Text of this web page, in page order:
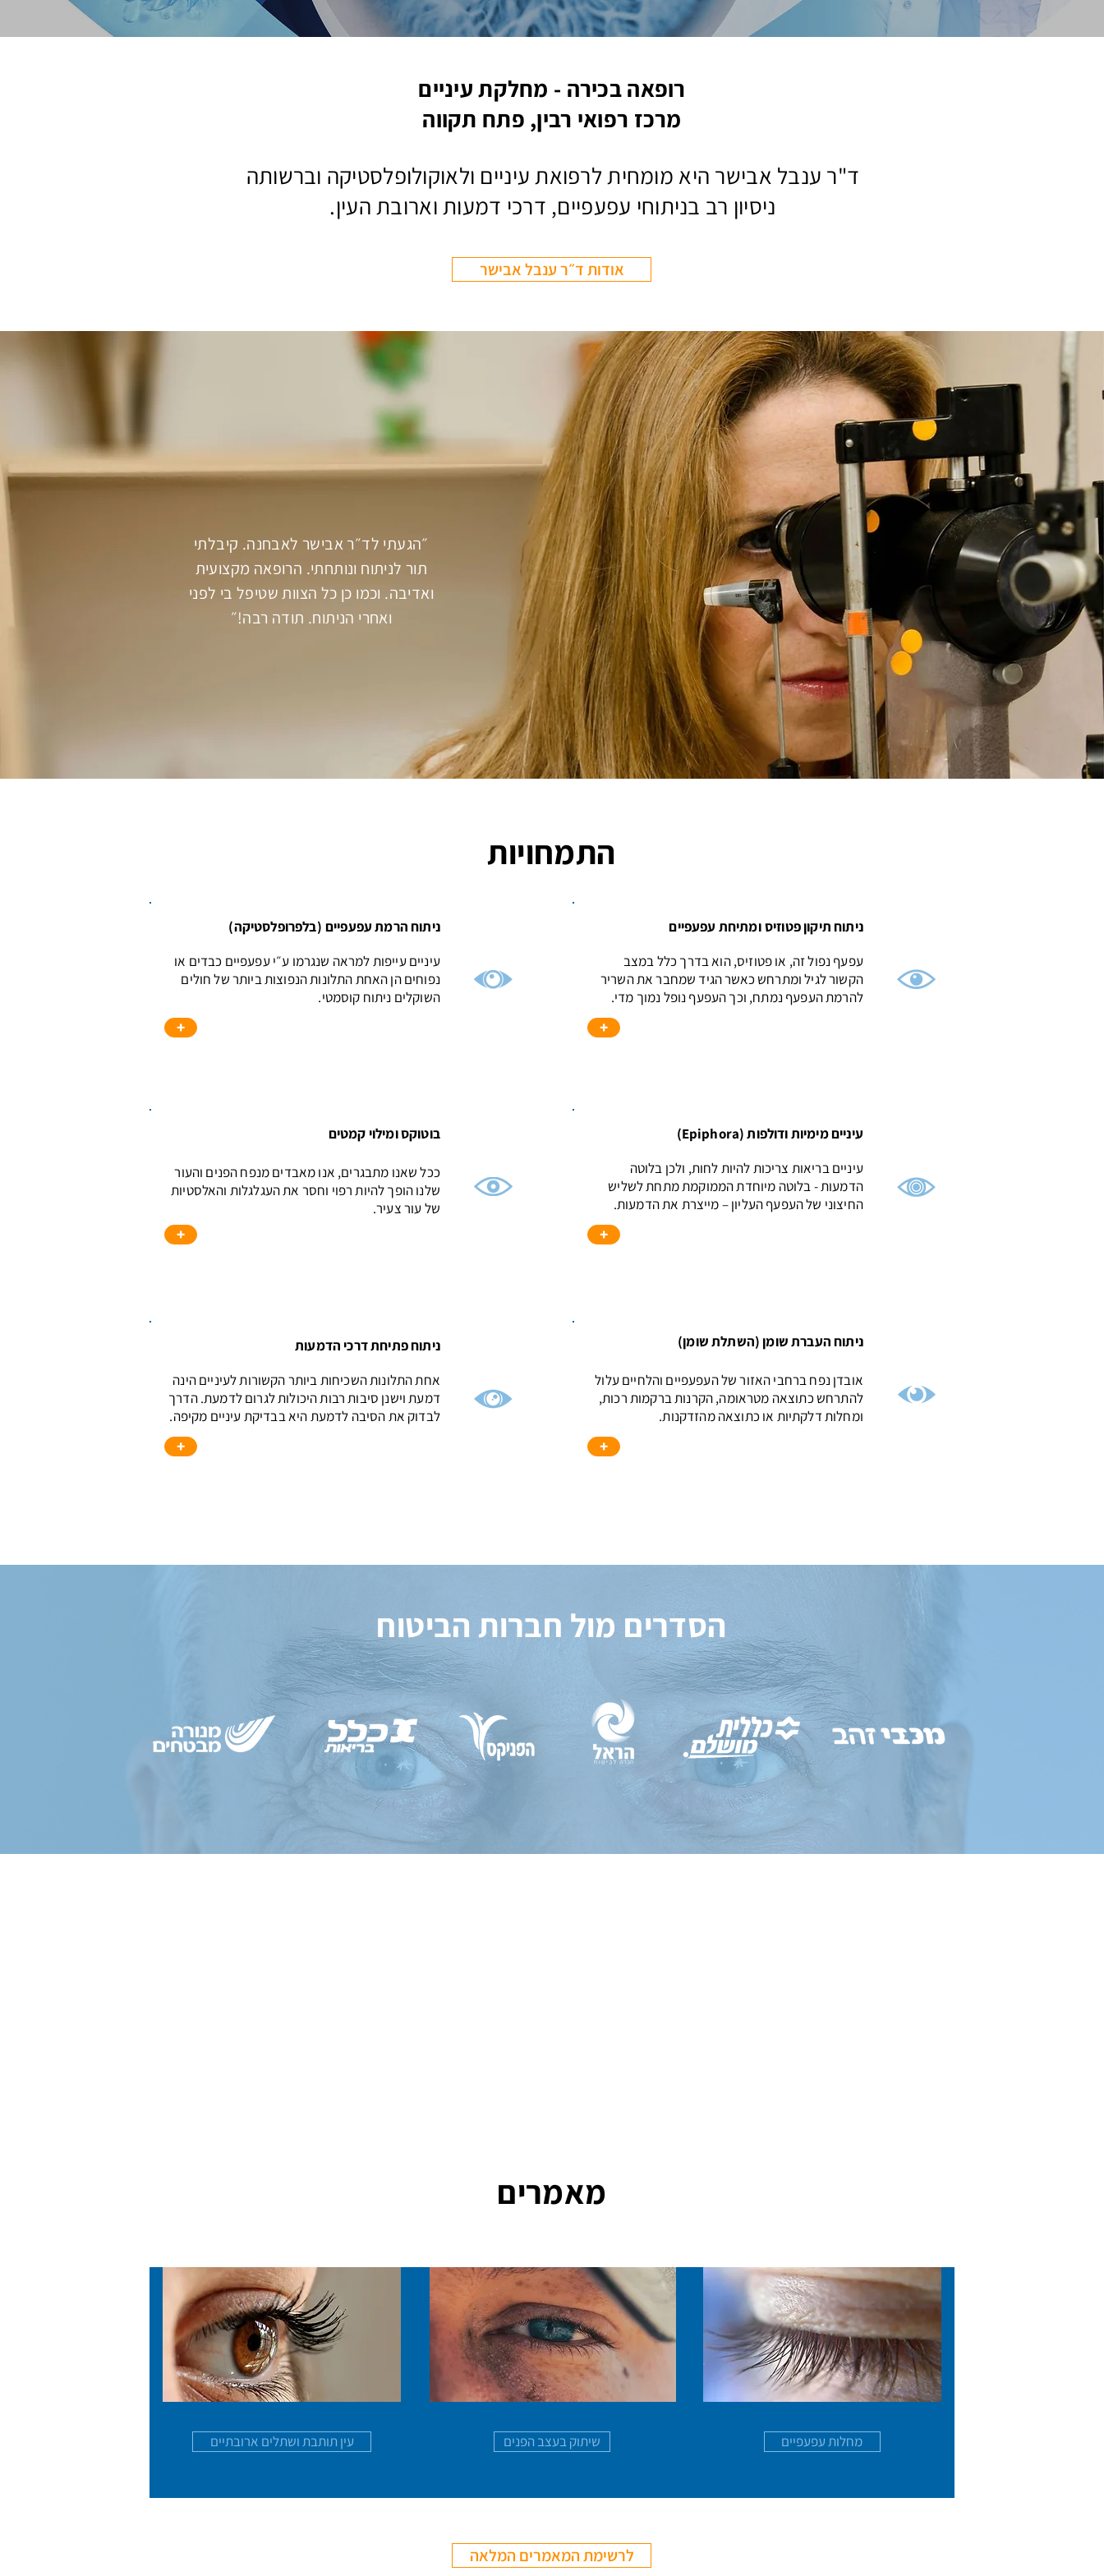
רופאה בכירה - מחלקת עיניים
מרכז רפואי רבין, פתח תקווה
ד"ר ענבל אבישר היא מומחית לרפואת עיניים ולאוקולופלסטיקה וברשותה
ניסיון רב בניתוחי עפעפיים, דרכי דמעות וארובת העין.
אודות ד״ר ענבל אבישר
״הגעתי לד״ר אבישר לאבחנה. קיבלתי
תור לניתוח ונותחתי. הרופאה מקצועית
ואדיבה. וכמו כן כל הצוות שטיפל בי לפני
ואחרי הניתוח. תודה רבה!״
התמחויות
ניתוח הרמת עפעפיים (בלפרופלסטיקה)
עיניים עייפות למראה שנגרמו ע״י עפעפיים כבדים או
נפוחים הן האחת התלונות הנפוצות ביותר של חולים
השוקלים ניתוח קוסמטי.
+
ניתוח תיקון פטוזיס ומתיחת עפעפיים
עפעף נפול זה, או פטוזיס, הוא בדרך כלל במצב
הקשור לגיל ומתרחש כאשר הגיד שמחבר את השריר
להרמת העפעף נמתח, וכך העפעף נופל נמוך מדי.
+
בוטוקס ומילוי קמטים
ככל שאנו מתבגרים, אנו מאבדים מנפח הפנים והעור
שלנו הופך להיות רפוי וחסר את העגלגלות והאלסטיות
של עור צעיר.
+
עיניים מימיות ודולפות (Epiphora)
עיניים בריאות צריכות להיות לחות, ולכן בלוטה
הדמעות - בלוטה מיוחדת הממוקמת מתחת לשליש
החיצוני של העפעף העליון – מייצרת את הדמעות.
+
ניתוח פתיחת דרכי הדמעות
אחת התלונות השכיחות ביותר הקשורות לעיניים הינה
דמעת וישנן סיבות רבות היכולות לגרום לדמעת. הדרך
לבדוק את הסיבה לדמעת היא בבדיקת עיניים מקיפה.
+
ניתוח העברת שומן (השתלת שומן)
אובדן נפח ברחבי האזור של העפעפיים והלחיים עלול
להתרחש כתוצאה מטראומה, הקרנות ברקמות רכות,
ומחלות דלקתיות או כתוצאה מהזדקנות.
+
הסדרים מול חברות הביטוח
מאמרים
עין תותבת ושתלים ארובתיים שיתוק בעצב הפנים מחלות עפעפיים
לרשימת המאמרים המלאה